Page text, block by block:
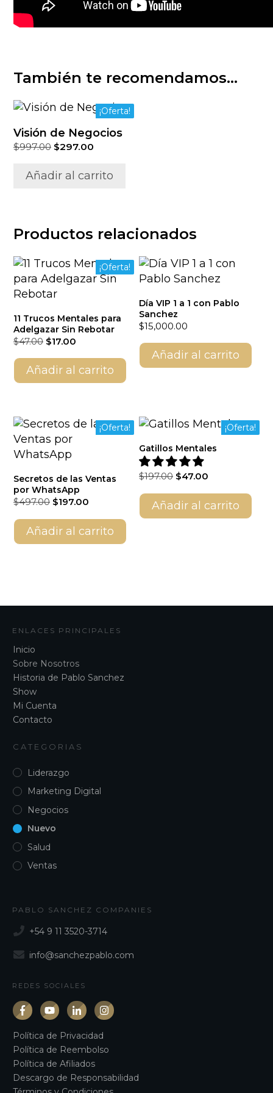
También te recomendamos…
¡Oferta!
Visión de Negocios
$997.00 El
original
$297.00
actual
Añadir al carrito
Productos relacionados
¡Oferta!
11 Trucos Mentales para
Adelgazar Sin Rebotar
$47.00 El
original
$17.00
actual
Añadir al carrito
Día VIP 1 a 1 con Pablo
Sanchez
$15,000.00
Añadir al carrito
¡Oferta!
Secretos de las Ventas
por WhatsApp
$497.00 El
original
$197.00
actual
Añadir al carrito
¡Oferta!
Gatillos Mentales
$197.00 El
original
$47.00
actual
Añadir al carrito
ENLACES PRINCIPALES
Inicio
Sobre Nosotros
Historia de Pablo Sanchez
Show
Mi Cuenta
Contacto
CATEGORIAS
Liderazgo
Marketing Digital
Negocios
Nuevo
Salud
Ventas
PABLO SANCHEZ COMPANIES
+54 9 11 3520-3714
info@sanchezpablo.com
REDES SOCIALES
Política de Privacidad
Política de Reembolso
Política de Afiliados
Descargo de Responsabilidad